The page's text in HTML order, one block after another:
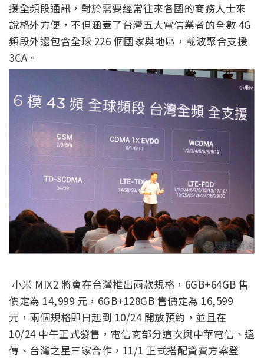
援全頻段通訊，對於需要經常往來各國的商務人士來
說格外方便，不但涵蓋了台灣五大電信業者的全數 4G
頻段外還包含全球 226 個國家與地區，載波聚合支援
3CA。
小米 MIX2 將會在台灣推出兩款規格，6GB+64GB 售
價定為 14,999 元，6GB+128GB 售價定為 16,599
元，兩個規格即日起到 10/24 開放預約，並且在
10/24 中午正式發售，電信商部分這次與中華電信、遠
傳、台灣之星三家合作，11/1 正式搭配資費方案登